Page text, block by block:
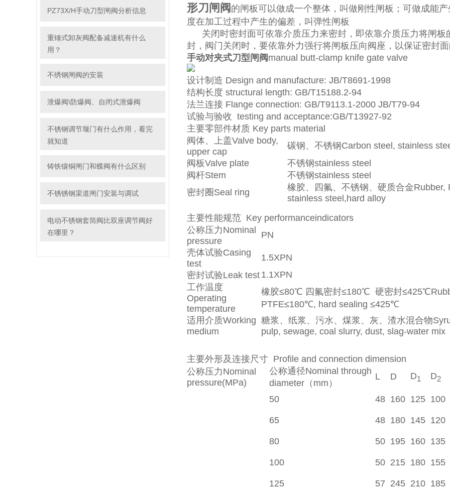
PZ73X/H手动刀型闸阀分析信息
重锤式卸灰阀配备减速机有什么
用？
不绣钢闸阀的安装
泄爆阀\防爆阀、自闭式泄爆阀
不锈钢调节堰门有什么作用，看完
就知道
铸铁镶铜闸门和蝶阀有什么区别
不锈锈钢渠道闸门安装与调试
电动不锈钢套筒阀比双座调节阀好
在哪里？
形刀闸阀 的闸板可以做成一个整体，叫做刚性闸板；可做成能
度在加工过程中产生的偏差，叫弹性闸板
关闭时密封面可依靠介质压力来密封，即依靠介质压力将闸
封，阀门关闭时，要依靠外力强行将闸板压向阀座，以保证密封面
手动对夹式刀型闸阀 manual butt-clamp knife gate valve
设计制造 Design and manufacture: JB/T8691-1998
结构长度 structural length: GB/T15188.2-94
法兰连接 Flange connection: GB/T9113.1-2000 JB/T79-94
试验与验收 testing and acceptance:GB/T13927-92
主要零部件材质 Key parts material
阀体、上盖Valve body,
upper cap
碳钢、不锈钢Carbon steel, stainless
阀板Valve plate
不锈钢stainless steel
阀杆Stem
不锈钢stainless steel
密封圈Seal ring
橡胶、四氟、不锈钢、硬质合金Rubber,
stainless steel,hard alloy
主要性能规范 Key performanceindicators
公称压力Nominal
pressure
PN
壳体试验Casing
test
1.5XPN
密封试验Leak test 1.1XPN
工作温度
Operating
temperature
橡胶≤80℃ 四氟密封≤180℃ 硬密封
PTFE≤180℃, hard sealing ≤425℃
适用介质Working
medium
糖浆、纸浆、污水、煤浆、灰、渣水混合物
pulp, sewage, coal slurry, dust, slag-water mix
主要外形及连接尺寸 Profile and connection
公称压力Nominal
pressure(MPa)
公称通径Nominal through
diameter（mm）
L D D1 D2
50 48 160 125 100
65 48 180 145 120
80 50 195 160 135
100 50 215 180 155
125 57 245 210 185